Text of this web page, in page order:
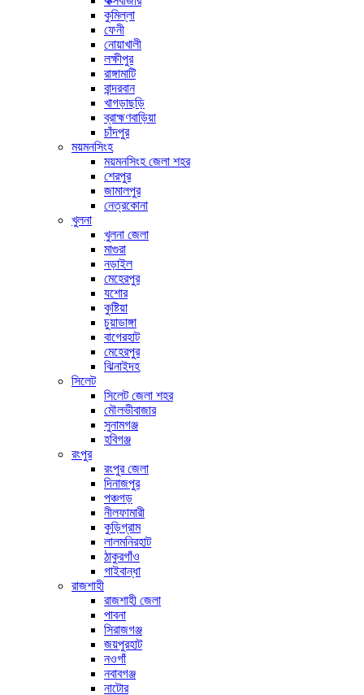
কুমিল্লা
ফেনী
নোয়াখালী
লক্ষীপুর
রাঙ্গামাটি
বান্দরবান
খাগড়াছড়ি
ব্রাহ্মণবাড়িয়া
চাঁদপুর
ময়মনসিংহ
ময়মনসিংহ জেলা শহর
শেরপুর
জামালপুর
নেত্রকোনা
খুলনা
খুলনা জেলা
মাগুরা
নড়াইল
মেহেরপুর
যশোর
কুষ্টিয়া
চুয়াডাঙ্গা
বাগেরহাট
মেহেরপুর
ঝিনাইদহ
সিলেট
সিলেট জেলা শহর
মৌলভীবাজার
সুনামগঞ্জ
হবিগঞ্জ
রংপুর
রংপুর জেলা
দিনাজপুর
পঞ্চগড়
নীলফামারী
কুড়িগ্রাম
লালমনিরহাট
ঠাকুরগাঁও
গাইবান্ধা
রাজশাহী
রাজশাহী জেলা
পাবনা
সিরাজগঞ্জ
জয়পুরহাট
নওগাঁ
নবাবগঞ্জ
নাটোর